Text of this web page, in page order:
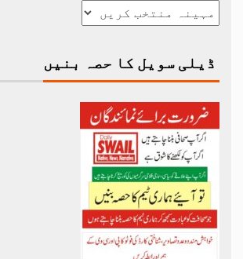
ڈیلی سویل کا حصہ بنیں